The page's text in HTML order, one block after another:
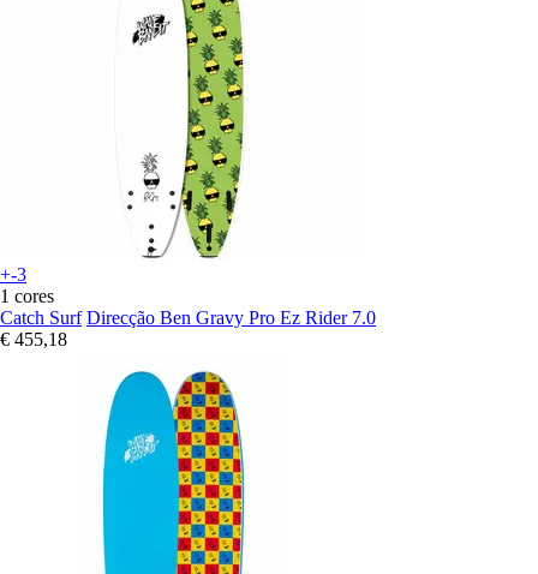
+-3
1 cores
Catch Surf Direcção Ben Gravy Pro Ez Rider 7.0
€ 455,18